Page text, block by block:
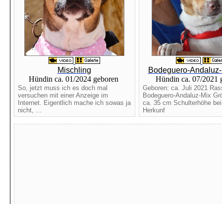
Mischling
Hündin ca. 01/2024 geboren
So, jetzt muss ich es doch mal
versuchen mit einer Anzeige im
Internet. Eigentlich mache ich sowas ja
nicht, ...
Bodeguero-
Hündin ca. 07/2021
Geboren: ca. Juli 2021
Bodeguero-Andaluz-Mix
ca. 35 cm Schulterhöhe
Herkunf